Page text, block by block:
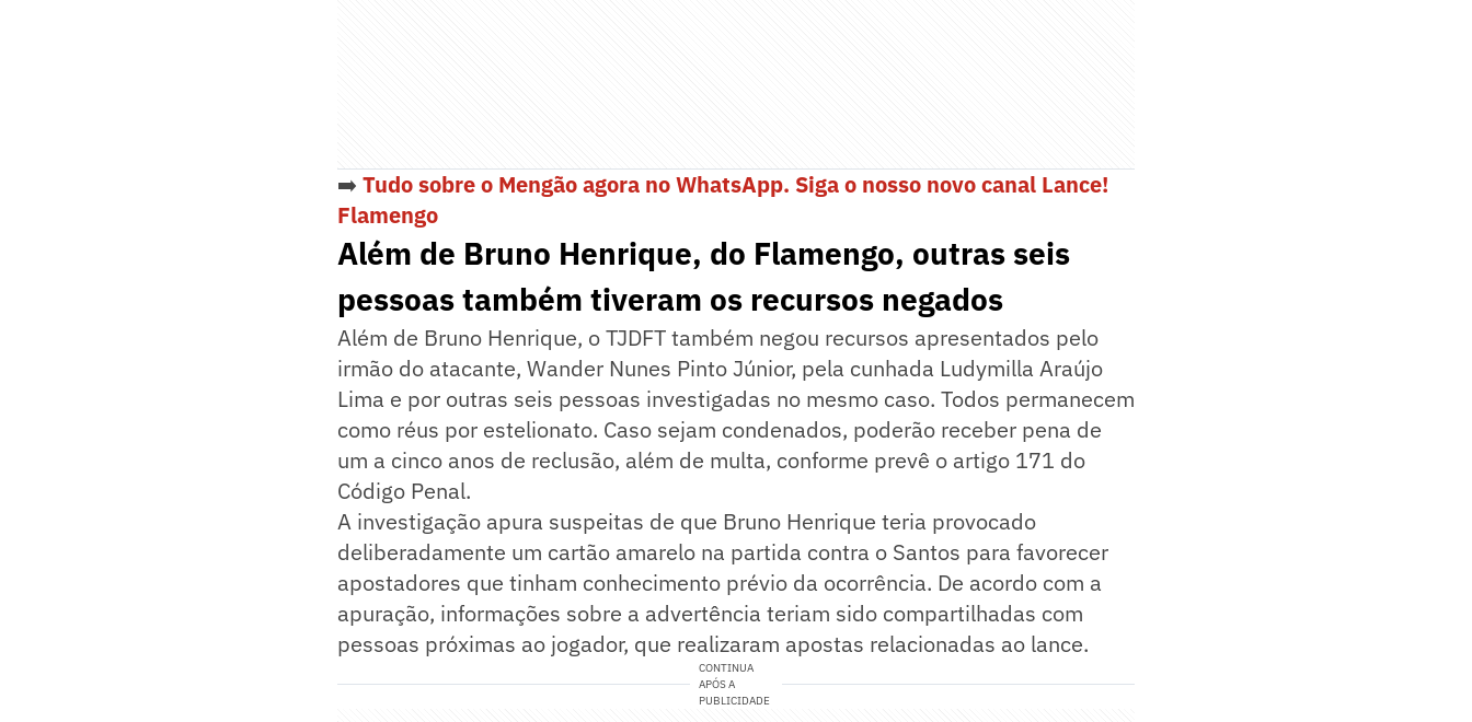
➡️ Tudo sobre o Mengão agora no WhatsApp. Siga o nosso novo canal Lance!
Flamengo
Além de Bruno Henrique, do Flamengo, outras seis
pessoas também tiveram os recursos negados
Além de Bruno Henrique, o TJDFT também negou recursos apresentados pelo
irmão do atacante, Wander Nunes Pinto Júnior, pela cunhada Ludymilla Araújo
Lima e por outras seis pessoas investigadas no mesmo caso. Todos permanecem
como réus por estelionato. Caso sejam condenados, poderão receber pena de
um a cinco anos de reclusão, além de multa, conforme prevê o artigo 171 do
Código Penal.
A investigação apura suspeitas de que Bruno Henrique teria provocado
deliberadamente um cartão amarelo na partida contra o Santos para favorecer
apostadores que tinham conhecimento prévio da ocorrência. De acordo com a
apuração, informações sobre a advertência teriam sido compartilhadas com
pessoas próximas ao jogador, que realizaram apostas relacionadas ao lance.
CONTINUA
APÓS A
PUBLICIDADE